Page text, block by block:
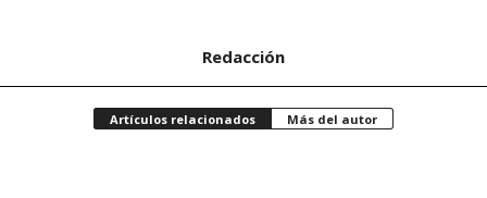
Redacción
Artículos relacionados Más del autor